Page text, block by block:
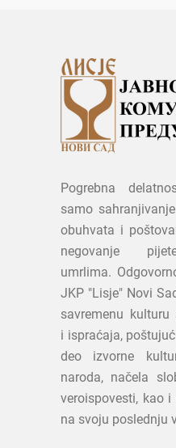
Pogrebna
samo
obuhvata i
negovanje
umrlima.
JKP "Lisje" Novi
savremenu kulturu
i ispraćaja,
deo izvorne
naroda, načela
veroispovesti, kao i
na svoju poslednju